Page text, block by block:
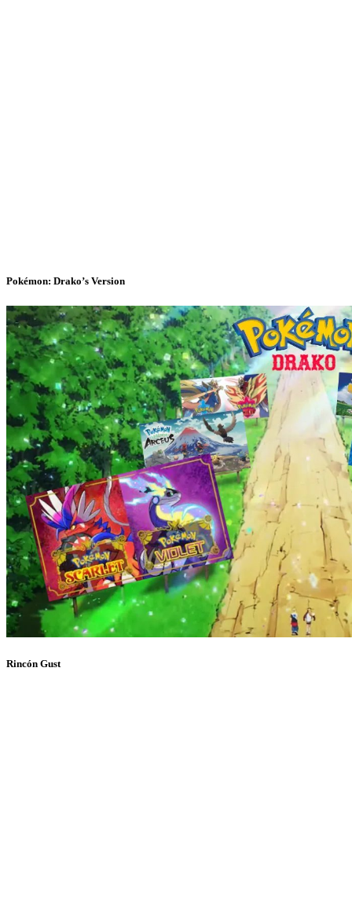
Pokémon: Drako’s Version
Rincón Gust